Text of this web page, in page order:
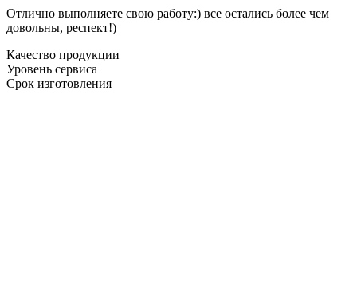
Отлично выполняете свою работу:) все остались более чем
довольны, респект!)
Качество продукции
Уровень сервиса
Срок изготовления